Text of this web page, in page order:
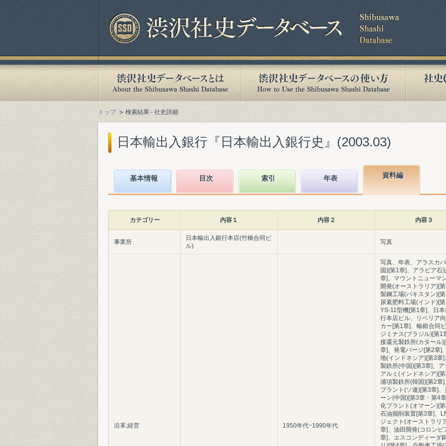
トップ 検索結果 - 社史詳細
日本輸出入銀行『日本輸出入銀行史』(2003.03)
基本情報 目次 索引 年表 資料編
カテゴリー 内容１ 内容２ 内容３
事業所
日本輸出入銀行本店(竹橋合同ビ
ル)
写真
沿革;経営 1950年代~1990年代
写真、年表、アラスカ
国)[第1章]、アラビア石
章]、マウントニューマ
開発(オーストラリア)[
製鋼工場(パキスタン)[
尿素肥料工場(インド)[
YS-11型機[第1章]、日
行本店ビル、リベリア
カー[第1章]、輸銀合同
ジミナス(ブラジル)[第1
接還元製鉄所(カタール
章]、発電バージ[第2章]
地(インドネシア)[第3章]
製鉄所(中国)[第3章]、ア
アルミ(インドネシア)[
浦項製鉄所(韓国)[第2章]
プラント(ソ連)[第3章]、
ーン(中国)[第3章・第4
化プラント(オマーン)[
石油掘削装置[第3章]、
ジェクト(オーストラリ
章]、油田開発(コロンビ
章]、エスコンディーダ